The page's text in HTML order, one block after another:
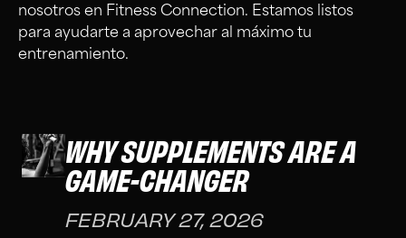
nosotros en Fitness Connection. Estamos listos
para ayudarte a aprovechar al máximo tu
entrenamiento.
WHY SUPPLEMENTS ARE A
GAME-CHANGER
FEBRUARY 27, 2026